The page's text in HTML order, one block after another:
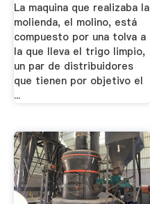
La maquina que realizaba la
molienda, el molino, está
compuesto por una tolva a
la que lleva el trigo limpio,
un par de distribuidores
que tienen por objetivo el
...